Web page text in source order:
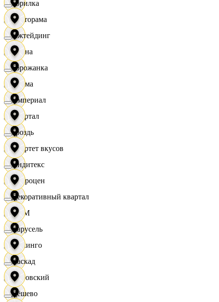
Касторама
Диана
Дисма
Квартал
Квартет вкусов
Доброцен
ДОМ
Доминго
Кировский
Горилка
Ижтейдинг
Горожанка
Империал
Гроздь
Индитекс
Декоративный квартал
Карусель
Каскад
Дёшево